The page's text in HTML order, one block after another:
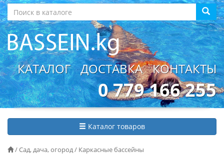
КАТАЛОГ ДОСТАВКА КОНТАКТЫ
0 779 166 255
Каталог товаров
/Сад, дача, огород/ Каркасные бассейны